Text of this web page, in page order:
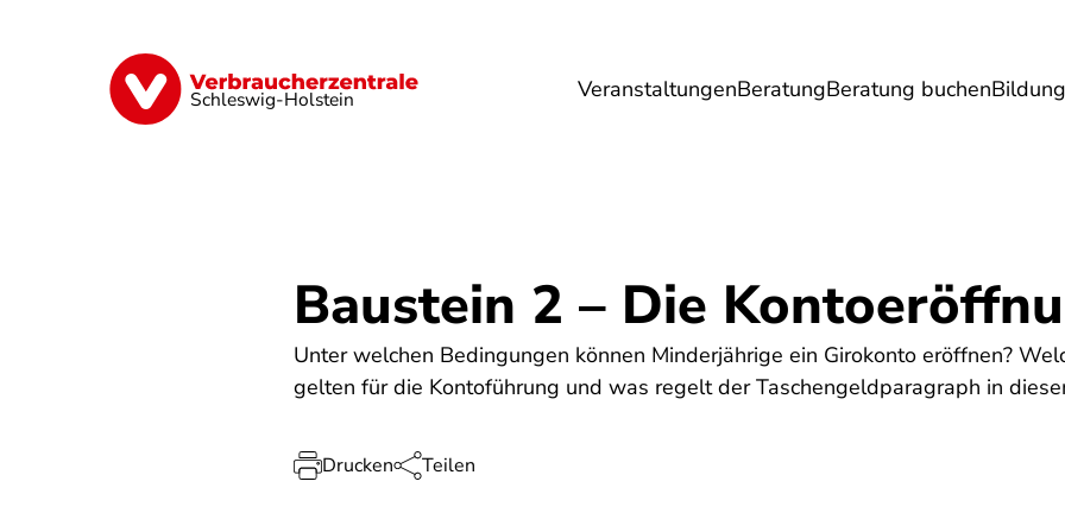
Schleswig-Holstein VeranstaltungenBeratungBeratung buchenBildung
Finanzen Digitales Lebensmittel Umwelt Gesundheit Energie
Baustein 2 – Die
Unter welchen Bedingungen können Minderjährige ein Girokonto eröffnen?
gelten für die Kontoführung und was regelt der Taschengeldparagraph in
Drucken Teilen